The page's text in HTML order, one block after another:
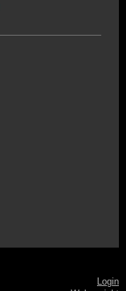
Login